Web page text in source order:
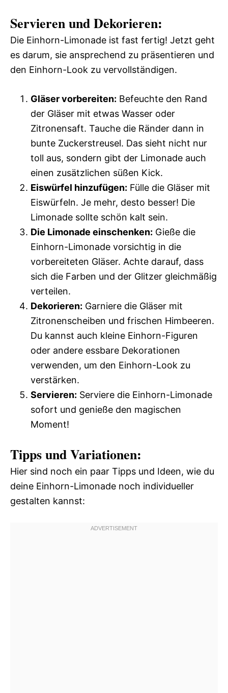
Servieren und Dekorieren:
Die Einhorn-Limonade ist fast fertig! Jetzt geht
es darum, sie ansprechend zu präsentieren und
den Einhorn-Look zu vervollständigen.
Gläser vorbereiten: Befeuchte den Rand
der Gläser mit etwas Wasser oder
Zitronensaft. Tauche die Ränder dann in
bunte Zuckerstreusel. Das sieht nicht nur
toll aus, sondern gibt der Limonade auch
einen zusätzlichen süßen Kick.
Eiswürfel hinzufügen: Fülle die Gläser mit
Eiswürfeln. Je mehr, desto besser! Die
Limonade sollte schön kalt sein.
Die Limonade einschenken: Gieße die
Einhorn-Limonade vorsichtig in die
vorbereiteten Gläser. Achte darauf, dass
sich die Farben und der Glitzer gleichmäßig
verteilen.
Dekorieren: Garniere die Gläser mit
Zitronenscheiben und frischen Himbeeren.
Du kannst auch kleine Einhorn-Figuren
oder andere essbare Dekorationen
verwenden, um den Einhorn-Look zu
verstärken.
Servieren: Serviere die Einhorn-Limonade
sofort und genieße den magischen
Moment!
Tipps und Variationen:
Hier sind noch ein paar Tipps und Ideen, wie du
deine Einhorn-Limonade noch individueller
gestalten kannst: